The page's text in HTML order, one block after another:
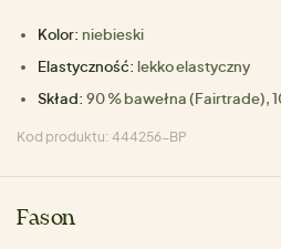
Kolor: niebieski
Elastyczność: lekko elastyczny
Skład: 90 % bawełna (Fairtrade),
Kod produktu: 444256-BP
Fason